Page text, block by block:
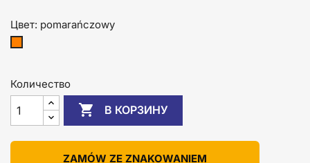
Цвет: pomarańczowy
Количество
 В КОРЗИНУ
ZAMÓW ZE ZNAKOWANIEM